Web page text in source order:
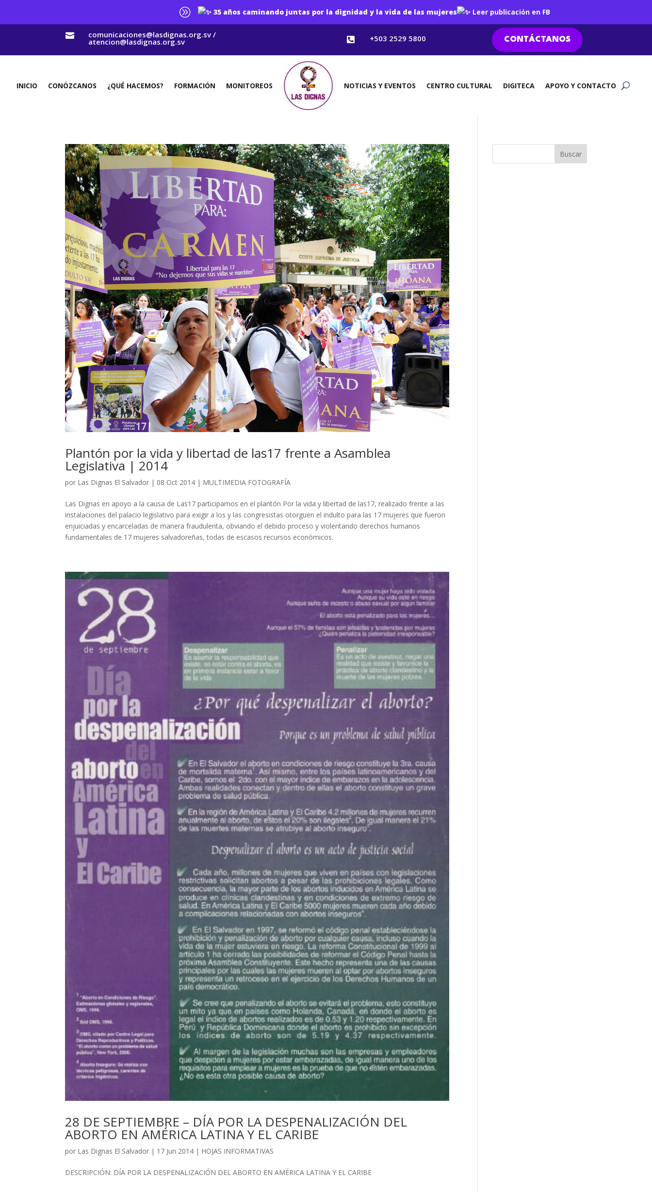
A 35 años caminando juntas por la dignidad y la vida de las mujeres Leer publicación en FB
 comunicaciones@lasdignas.org.sv /
atencion@lasdignas.org.sv  +503 2529 5800 CONTÁCTANOS
INICIO CONÓZCANOS ¿QUÉ HACEMOS? FORMACIÓN MONITOREOS NOTICIAS Y EVENTOS CENTRO CULTURAL DIGITECA APOYO Y CONTACTO
Plantón por la vida y libertad de las17 frente a Asamblea
Legislativa | 2014
por Las Dignas El Salvador | 08 Oct 2014 | MULTIMEDIA FOTOGRAFÍA
Las Dignas en apoyo a la causa de Las17 participamos en el plantón Por la vida y libertad de las17, realizado frente a las
instalaciones del palacio legislativo para exigir a los y las congresistas otorguen el indulto para las 17 mujeres que fueron
enjuiciadas y encarceladas de manera fraudulenta, obviando el debido proceso y violentando derechos humanos
fundamentales de 17 mujeres salvadoreñas, todas de escasos recursos económicos.
28 DE SEPTIEMBRE – DÍA POR LA DESPENALIZACIÓN DEL
ABORTO EN AMÉRICA LATINA Y EL CARIBE
por Las Dignas El Salvador | 17 Jun 2014 | HOJAS INFORMATIVAS
DESCRIPCIÓN: DÍA POR LA DESPENALIZACIÓN DEL ABORTO EN AMÉRICA LATINA Y EL CARIBE